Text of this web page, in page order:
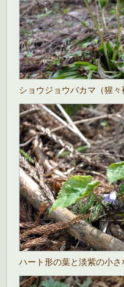
ショウジョウバカマ（猩々
ハート形の葉と淡紫の小さ